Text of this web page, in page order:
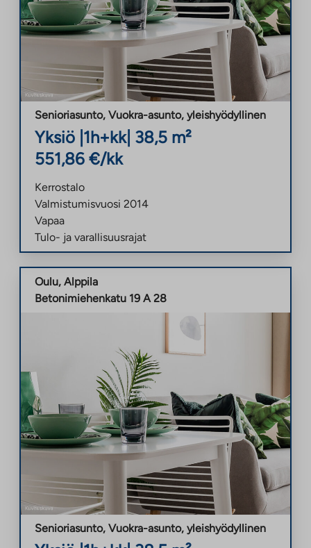
Senioriasunto, Vuokra-asunto, yleishyödyllinen
Yksiö 1h+kk| 38,5 m²
551,86 €/kk
Kerrostalo
Valmistumisvuosi 2014
Vapaa
Tulo- ja varallisuusrajat
Oulu, Alppila
Betonimiehenkatu 19 A 28
Senioriasunto, Vuokra-asunto, yleishyödyllinen